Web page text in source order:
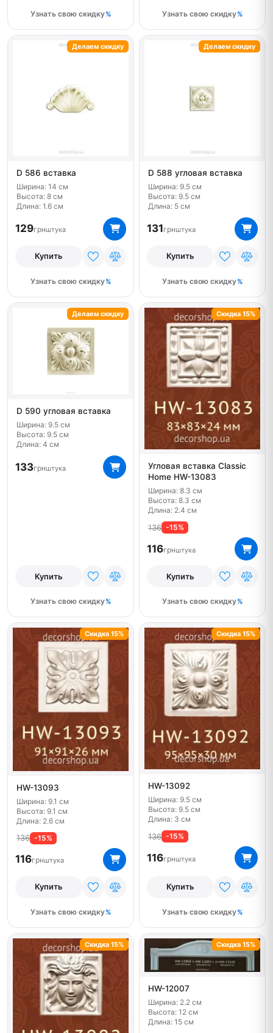
Узнать свою скидку Узнать свою скидку
D 586 вставка
Ширина: 14 см
Высота: 8 см
Длина: 1.6 см
129грнштука
Купить
Узнать свою скидку
Делаем скидку
D 588 угловая вставка
Ширина: 9.5 см
Высота: 9.5 см
Длина: 5 см
131грнштука
Купить
Узнать свою скидку
Делаем скидку
D 590 угловая вставка
Ширина: 9.5 см
Высота: 9.5 см
Длина: 4 см
133грнштука
Купить
Узнать свою скидку
Делаем скидку
Угловая вставка Classic
Home HW-13083
Ширина: 8.3 см
Высота: 8.3 см
Длина: 2.4 см
136 -15%
116грнштука
Купить
Узнать свою скидку
Скидка 15%
HW-13093
Ширина: 9.1 см
Высота: 9.1 см
Длина: 2.6 см
136 -15%
116грнштука
Купить
Узнать свою скидку
Скидка 15%
HW-13092
Ширина: 9.5 см
Высота: 9.5 см
Длина: 3 см
136 -15%
116грнштука
Купить
Узнать свою скидку
Скидка 15%
Скидка 15%
HW-12007
Ширина: 2.2 см
Высота: 12 см
Длина: 15 см
Скидка 15%